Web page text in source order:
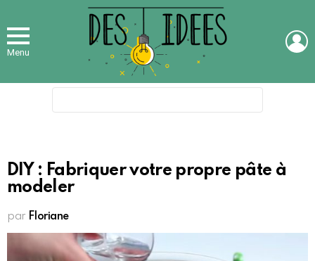
Menu
DIY : Fabriquer votre propre pâte à
modeler
par Floriane